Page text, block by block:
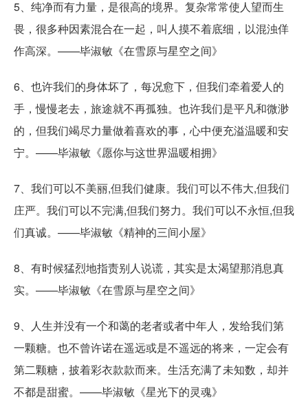
5、纯净而有力量，是很高的境界。复杂常常使人望而生
畏，很多种因素混合在一起，叫人摸不着底细，以混浊佯
作高深。——毕淑敏《在雪原与星空之间》
6、也许我们的身体坏了，每况愈下，但我们牵着爱人的
手，慢慢老去，旅途就不再孤独。也许我们是平凡和微渺
的，但我们竭尽力量做着喜欢的事，心中便充溢温暖和安
宁。——毕淑敏《愿你与这世界温暖相拥》
7、我们可以不美丽,但我们健康。我们可以不伟大,但我们
庄严。我们可以不完满,但我们努力。我们可以不永恒,但我
们真诚。——毕淑敏《精神的三间小屋》
8、有时候猛烈地指责别人说谎，其实是太渴望那消息真
实。——毕淑敏《在雪原与星空之间》
9、人生并没有一个和蔼的老者或者中年人，发给我们第
一颗糖。也不曾许诺在遥远或是不遥远的将来，一定会有
第二颗糖，披着彩衣款款而来。生活充满了未知数，却并
不都是甜蜜。——毕淑敏《星光下的灵魂》